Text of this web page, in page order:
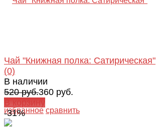
избранное сравнить
Чай "Книжная полка: Сатирическая"
(0)
В наличии
520 руб.360 руб.
В корзину
-31%